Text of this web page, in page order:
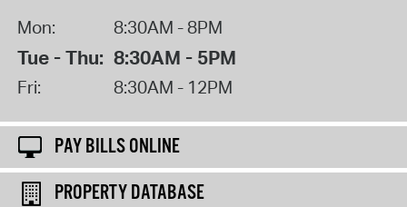
Mon: 8:30AM - 8PM
Tue - Thu: 8:30AM - 5PM
Fri: 8:30AM - 12PM
PAY BILLS ONLINE
PROPERTY DATABASE